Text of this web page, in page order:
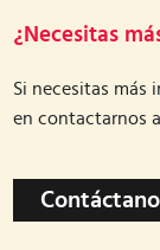
¿Necesitas
Si necesitas más
en contactarnos